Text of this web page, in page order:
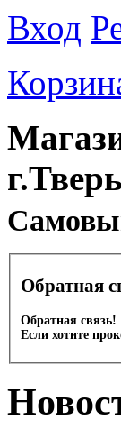
Вход
Обратная
Обратная связь!
Если хотите